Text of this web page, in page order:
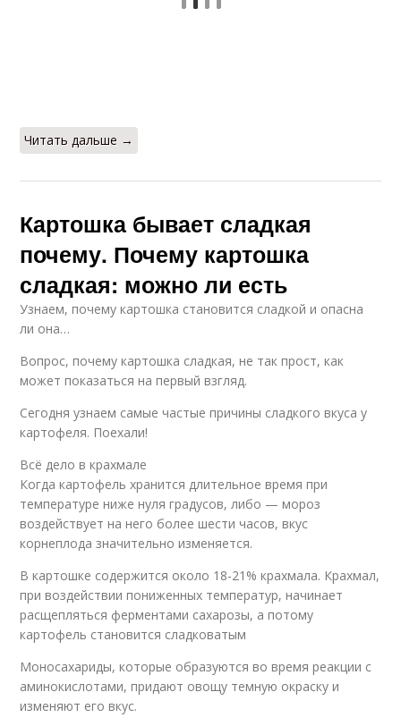
Читать дальше →
Картошка бывает сладкая
почему. Почему картошка
сладкая: можно ли есть
Узнаем, почему картошка становится сладкой и опасна
ли она…
Вопрос, почему картошка сладкая, не так прост, как
может показаться на первый взгляд.
Сегодня узнаем самые частые причины сладкого вкуса у
картофеля. Поехали!
Всё дело в крахмале
Когда картофель хранится длительное время при
температуре ниже нуля градусов, либо — мороз
воздействует на него более шести часов, вкус
корнеплода значительно изменяется.
В картошке содержится около 18-21% крахмала. Крахмал,
при воздействии пониженных температур, начинает
расщепляться ферментами сахарозы, а потому
картофель становится сладковатым
Моносахариды, которые образуются во время реакции с
аминокислотами, придают овощу темную окраску и
изменяют его вкус.